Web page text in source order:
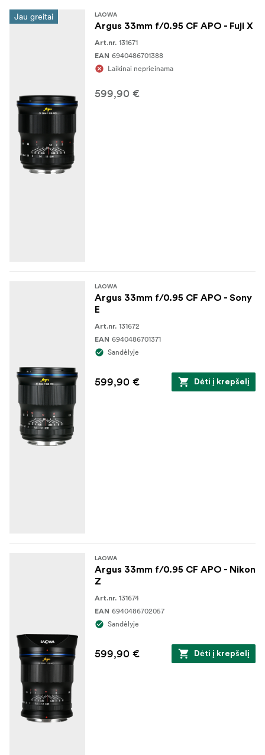
Jau greitai LAOWA
Argus 33mm f/0.95 CF APO - Fuji X
Art.nr. 131671
EAN 6940486701388
Laikinai neprieinama
599,90 €
LAOWA
Argus 33mm f/0.95 CF APO - Sony
E
Art.nr. 131672
EAN 6940486701371
Sandėlyje
599,90 € Dėti į krepšelį
LAOWA
Argus 33mm f/0.95 CF APO - Nikon
Z
Art.nr. 131674
EAN 6940486702057
Sandėlyje
599,90 € Dėti į krepšelį